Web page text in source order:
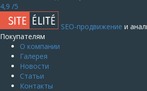
4,9 /5
SEO-продвижение и
Покупателям
О компании
Галерея
Новости
Статьи
Контакты